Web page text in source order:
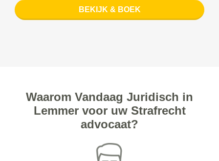
BEKIJK & BOEK
Waarom Vandaag Juridisch in
Lemmer voor uw Strafrecht
advocaat?